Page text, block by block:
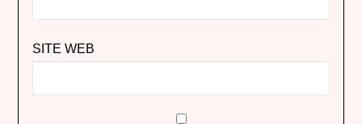
SITE WEB